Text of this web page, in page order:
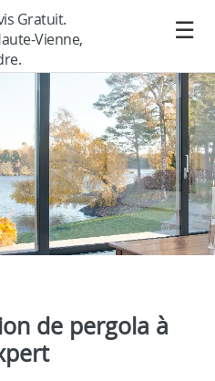
Gratuit.
Vienne,
de pergola à